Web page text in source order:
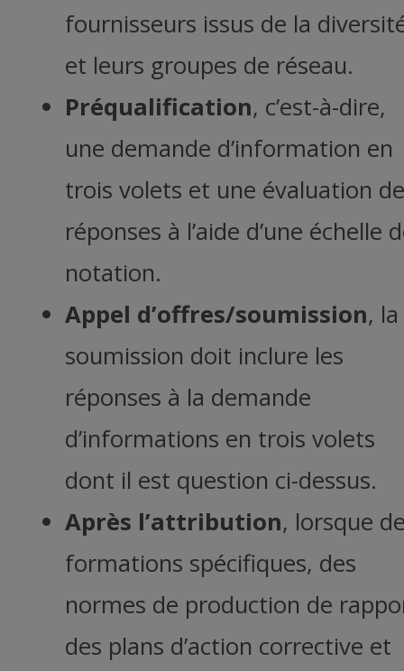
fournisseurs issus de la
et leurs groupes de réseau.
Préqualification, c’est-à-dire,
une demande d’information en
trois volets et une évaluation
réponses à l’aide d’une échelle
notation.
Appel d’offres/soumission, la
soumission doit inclure les
réponses à la demande
d’informations en trois volets
dont il est question ci-dessus.
Après l’attribution, lorsque
formations spécifiques, des
normes de production de
des plans d’action corrective et